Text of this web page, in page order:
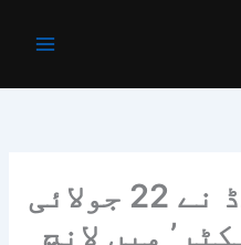
سام سنگ ان پیکڈ نے 22 جولائی
میں لانچ